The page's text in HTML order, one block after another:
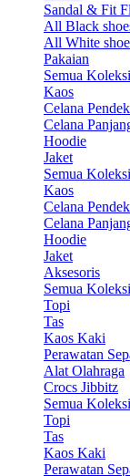
Sandal & Fit
All Black
All White
Pakaian
Semua
Kaos
Celana Pendek
Celana
Hoodie
Jaket
Semua
Kaos
Celana Pendek
Celana
Hoodie
Jaket
Aksesoris
Semua
Topi
Tas
Kaos Kaki
Perawatan
Alat Olahraga
Crocs Jibbitz
Semua
Topi
Tas
Kaos Kaki
Perawatan